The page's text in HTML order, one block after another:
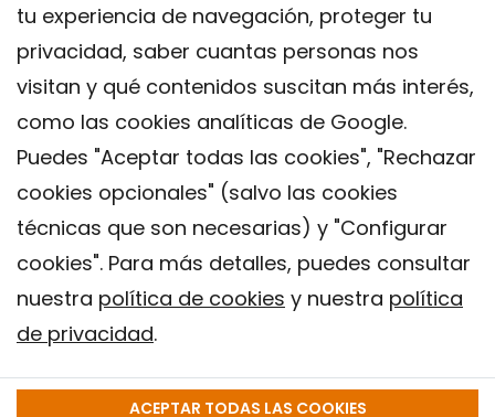
tu experiencia de navegación, proteger tu
privacidad, saber cuantas personas nos
visitan y qué contenidos suscitan más interés,
como las cookies analíticas de Google.
Puedes "Aceptar todas las cookies", "Rechazar
cookies opcionales" (salvo las cookies
técnicas que son necesarias) y "Configurar
cookies". Para más detalles, puedes consultar
nuestra política de cookies y nuestra política
de privacidad.
ACEPTAR TODAS LAS COOKIES
Contacto
Política de privacidad
Política de Cookies
Instituto de Salud Global de Barcelona (ISGlobal), 2018.